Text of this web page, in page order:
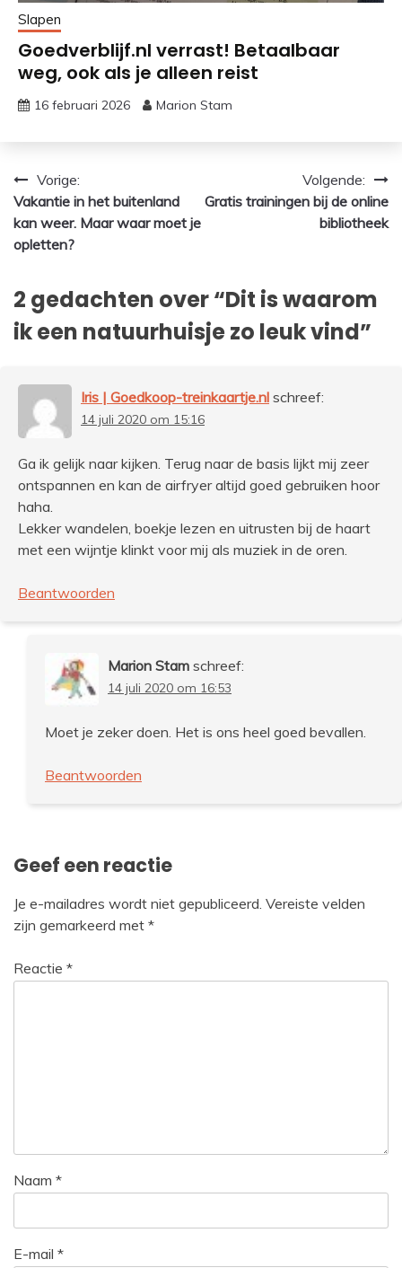
Slapen
Goedverblijf.nl verrast! Betaalbaar
weg, ook als je alleen reist
16 februari 2026 Marion Stam
Bericht
navigatie
Vorige:
Vakantie in het buitenland
kan weer. Maar waar moet je
opletten?
Volgende:
Gratis trainingen bij de online
bibliotheek
2 gedachten over “Dit is waarom
ik een natuurhuisje zo leuk vind”
Iris | Goedkoop-treinkaartje.nl schreef:
14 juli 2020 om 15:16
Ga ik gelijk naar kijken. Terug naar de basis lijkt mij zeer
ontspannen en kan de airfryer altijd goed gebruiken hoor
haha.
Lekker wandelen, boekje lezen en uitrusten bij de haart
met een wijntje klinkt voor mij als muziek in de oren.
Beantwoorden
Marion Stam schreef:
14 juli 2020 om 16:53
Moet je zeker doen. Het is ons heel goed bevallen.
Beantwoorden
Geef een reactie
Je e-mailadres wordt niet gepubliceerd. Vereiste velden
zijn gemarkeerd met *
Reactie *
Naam *
E-mail *